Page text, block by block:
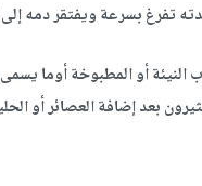
تفرغ بسرعة ويفتقر دمه
بعد إضافة العصائر أو